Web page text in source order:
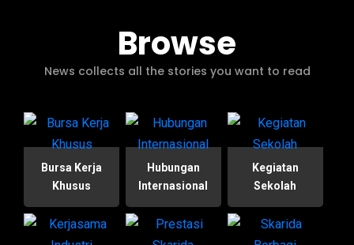
Browse
News collects all the stories you want to read
Bursa Kerja
Khusus
Hubungan
Internasional
Kegiatan
Sekolah